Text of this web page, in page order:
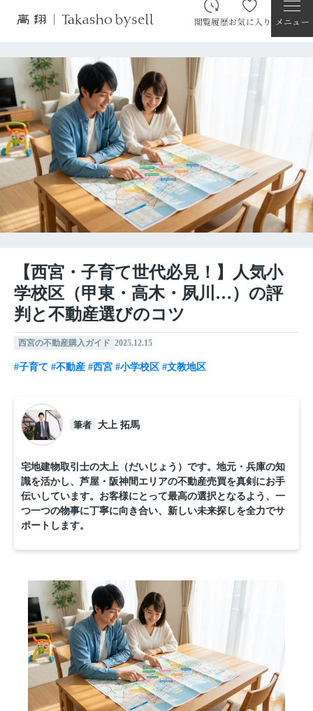
閲覧履歴お気に入り メニュー
【西宮・子育て世代必見！】人気小
学校区（甲東・高木・夙川…）の評
判と不動産選びのコツ
西宮の不動産購入ガイド 2025.12.15
#子育て #不動産 #西宮 #小学校区 #文教地区
筆者 大上 拓馬
宅地建物取引士の大上（だいじょう）です。地元・兵庫の知
識を活かし、芦屋・阪神間エリアの不動産売買を真剣にお手
伝いしています。お客様にとって最高の選択となるよう、一
つ一つの物事に丁寧に向き合い、新しい未来探しを全力でサ
ポートします。